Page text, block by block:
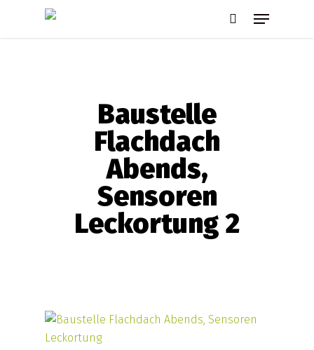
Menu
Baustelle
Flachdach
Abends,
Sensoren
Leckortung 2